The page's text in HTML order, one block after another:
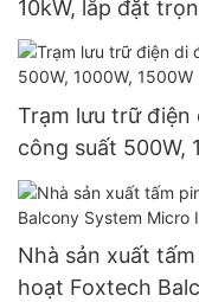
10kW, lắp đặt
trời độc lập (OFF
Lithium.
Trạm lưu trữ điện
công suất 500W,
Nhà sản xuất
hoạt Foxtech